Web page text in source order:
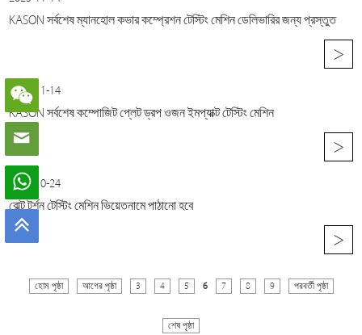
KASON সর্বশেষ ম্যানহোল কভার কম্প্রেশন টেস্টিং মেশিন ডেলিভারির জন্য প্রস্তুত
>
2025-11-14
KASON সর্বশেষ কম্পোজিট প্লেট ড্রপ ওজন ইমপ্যাক্ট টেস্টিং মেশিন
>
2025-10-24
বোল্ট টর্শন টেস্টিং মেশিন ভিয়েতনামে পাঠানো হবে
>
হোম পৃষ্ঠা আগের পৃষ্ঠা 3 4 5 6 7 8 9 পরবর্তী পৃষ্ঠা
শেষ পৃষ্ঠা